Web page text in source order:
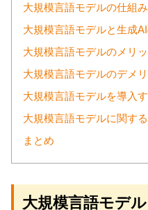
大規模言語モデルの仕組
大規模言語モデルと生成
大規模言語モデルのメリ
大規模言語モデルのデメ
大規模言語モデルを導入
大規模言語モデルに関す
まとめ
大規模言語モデ